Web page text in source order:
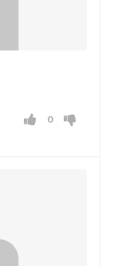
0